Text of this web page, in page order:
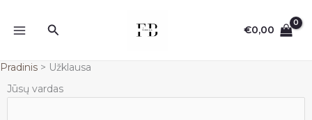
turinio
Paieška €0,00
Pradinis
Užklausa
Jūsų vardas